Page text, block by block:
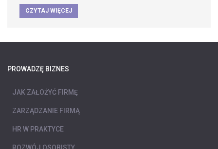
CZYTAJ WIĘCEJ
PROWADZĘ BIZNES
JAK ZAŁOŻYĆ FIRMĘ
ZARZĄDZANIE FIRMĄ
HR W PRAKTYCE